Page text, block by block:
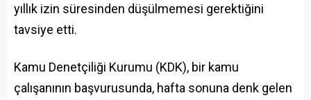
yıllık izin süresinden düşülmemesi gerektiğini
tavsiye etti.
Kamu Denetçiliği Kurumu (KDK), bir kamu
çalışanının başvurusunda, hafta sonuna denk gelen